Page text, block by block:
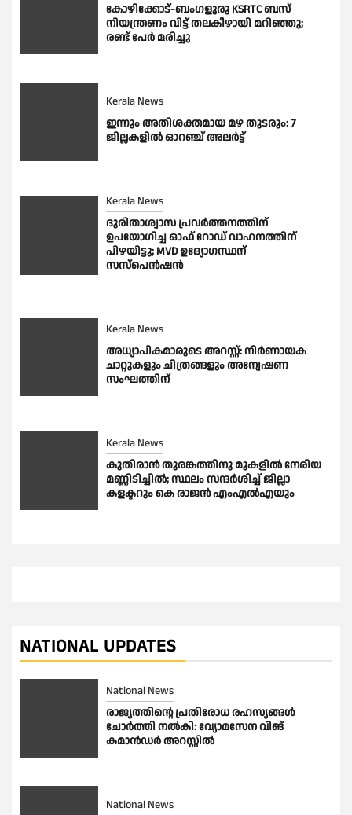
കോഴിക്കോട്-ബംഗളൂരു KSRTC ബസ്
നിയന്ത്രണം വിട്ട് തലകീഴായി മറിഞ്ഞു;
രണ്ട് പേർ മരിച്ചു
Kerala News
ഇന്നും അതിശക്തമായ മഴ തുടരും: 7
ജില്ലകളിൽ ഓറഞ്ച് അലർട്ട്
Kerala News
ദുരിതാശ്വാസ പ്രവർത്തനത്തിന്
ഉപയോഗിച്ച ഓഫ് റോഡ് വാഹനത്തിന്
പിഴയിട്ടു; MVD ഉദ്യോഗസ്ഥന്
സസ്പെൻഷൻ
Kerala News
അധ്യാപികമാരുടെ അറസ്റ്റ്: നിർണായക
ചാറ്റുകളും ചിത്രങ്ങളും അന്വേഷണ
സംഘത്തിന്
Kerala News
കുതിരാന്‍ തുരങ്കത്തിനു മുകളില്‍ നേരിയ
മണ്ണിടിച്ചില്‍; സ്ഥലം സന്ദര്‍ശിച്ച് ജില്ലാ
കളക്ടറും കെ രാജന്‍ എംഎല്‍എയും
NATIONAL UPDATES
National News
രാജ്യത്തിൻ്റെ പ്രതിരോധ രഹസ്യങ്ങൾ
ചോർത്തി നൽകി: വ്യോമസേന വിങ്
കമാൻഡർ അറസ്റ്റിൽ
National News